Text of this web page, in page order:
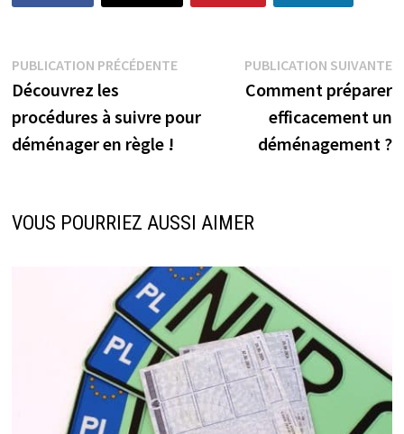
Navigation
de
l’article
PUBLICATION PRÉCÉDENTEPublication
précédente :
Découvrez les
procédures à suivre pour
déménager en règle !
PUBLICATION SUIVANTE
Comment préparer
efficacement un
déménagement ?
VOUS POURRIEZ AUSSI AIMER